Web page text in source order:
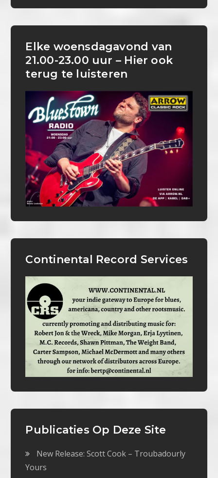
Elke woensdagavond van
21.00-23.00 uur – Hier ook
terug te luisteren
Continental Record Services
Publicaties Op Deze Site
New Release: Scott Cook – Troubadourly
Yours